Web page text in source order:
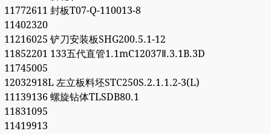
11772611 封板T07-Q-110013-8
11402320
11216025 铲刀安装板SHG200.5.1-12
11852201 133五代直管1.1mC12037Ⅱ.3.1B.3D
11745005
12032918L 左立板料坯STC250S.2.1.1.2-3(L)
11139136 螺旋钻体TLSDB80.1
11831095
11419913